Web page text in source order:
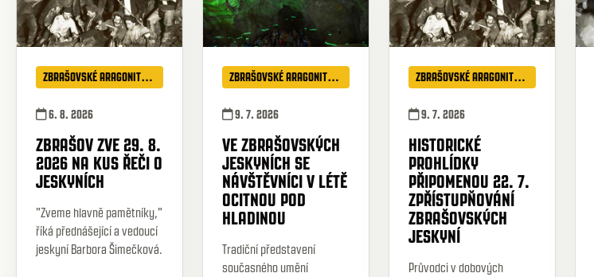
ZBRAŠOVSKÉ ARAGONITOVÉ JESKYNĚ
6. 8. 2026
ZBRAŠOV ZVE 29. 8.
2026 NA KUS ŘEČI O
JESKYNÍCH
"Zveme hlavně pamětníky,"
říká přednášející a vedoucí
jeskyní Barbora Šimečková.
ZBRAŠOVSKÉ ARAGONITOVÉ JESKYNĚ
9. 7. 2026
VE ZBRAŠOVSKÝCH
JESKYNÍCH SE
NÁVŠTĚVNÍCI V LÉTĚ
OCITNOU POD
HLADINOU
Tradiční představení
současného umění
ZBRAŠOVSKÉ ARAGONITOVÉ JESKYNĚ
9. 7. 2026
HISTORICKÉ
PROHLÍDKY
PŘIPOMENOU 22. 7.
ZPŘÍSTUPŇOVÁNÍ
ZBRAŠOVSKÝCH
JESKYNÍ
Průvodci v dobových